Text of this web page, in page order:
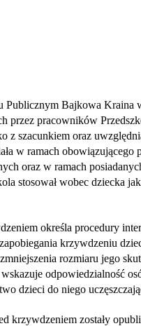
Publicznym Bajkowa Kraina
przez pracowników
z szacunkiem oraz
w ramach obowiązującego
oraz w ramach
stosował wobec dziecka
określa procedury
krzywdzeniu
rozmiaru jego
odpowiedzialność
dzieci do niego
krzywdzeniem zostały